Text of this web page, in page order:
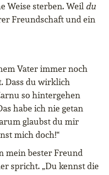
Weise sterben. Weil du
Freundschaft und ein
Vater immer noch
Dass du wirklich
so hintergehen
habe ich nie getan
glaubst du mir
mich doch!“
mein bester Freund
spricht. „Du kennst die